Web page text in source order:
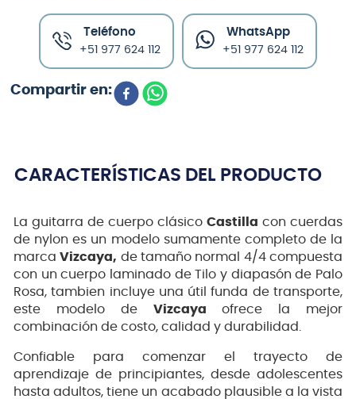
Teléfono
+51 977 624 112
WhatsApp
+51 977 624 112
CARACTERÍSTICAS DEL PRODUCTO
La guitarra de cuerpo clásico Castilla con cuerdas
de nylon es un modelo sumamente completo de la
marcaVizcaya, de tamaño normal 4/4 compuesta
con un cuerpo laminado de Tilo y diapasón de Palo
Rosa, tambien incluye una útil funda de transporte,
este modelo de Vizcaya ofrece la mejor
combinación de costo, calidad y durabilidad.
Confiable para comenzar el trayecto de
aprendizaje de principiantes, desde adolescentes
hasta adultos, tiene un acabado plausible a la vista